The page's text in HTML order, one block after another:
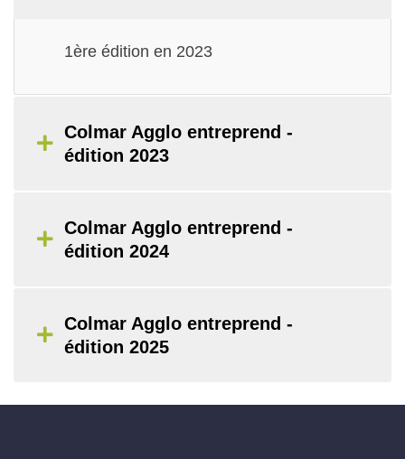
1ère édition en 2023
Colmar Agglo entreprend -
édition 2023
Colmar Agglo entreprend -
édition 2024
Colmar Agglo entreprend -
édition 2025